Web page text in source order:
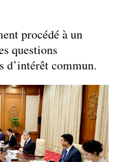
procédé à un
questions
d’intérêt commun.